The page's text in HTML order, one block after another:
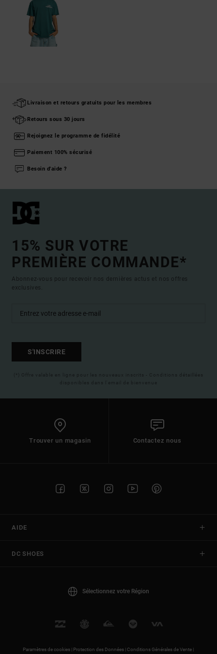
Livraison et retours gratuits pour les membres
Retours sous 30 jours
Rejoignez le programme de fidélité
Paiement 100% sécurisé
Besoin d'aide ?
15% SUR VOTRE
PREMIÈRE COMMANDE*
Abonnez-vous pour recevoir nos dernières actus et nos offres
exclusives.
S'INSCRIRE
(*) Offre valable en ligne pour les nouveaux inscrits - Conditions détaillées
disponibles dans l'email de bienvenue
Trouver un magasin Contactez nous
AIDE
DC SHOES
Sélectionnez votre Région
Paramètres de cookies | Protection des Données |Conditions Générales de Vente |